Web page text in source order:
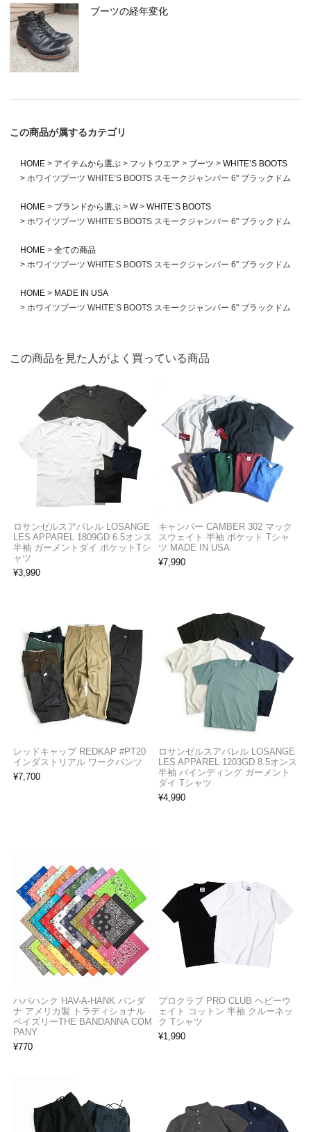
ブーツの経年変化
この商品が属するカテゴリ
HOME アイテムから選ぶ フットウエア ブーツ
WHITE’S BOOTS
ホワイツブーツ WHITE’S BOOTS スモークジャンパー 6" ブラックドム
HOME ブランドから選ぶ W
WHITE’S BOOTS
ホワイツブーツ WHITE’S BOOTS スモークジャンパー 6" ブラックドム
HOME
全ての商品
ホワイツブーツ WHITE’S BOOTS スモークジャンパー 6" ブラックドム
HOME
MADE IN USA
ホワイツブーツ WHITE’S BOOTS スモークジャンパー 6" ブラックドム
この商品を見た人がよく買っている商品
ロサンゼルスアパレル LOSANGE
LES APPAREL 1809GD 6.5オンス
半袖 ガーメントダイ ポケットTシ
ャツ
¥3,990
キャンバー CAMBER 302 マック
スウェイト 半袖 ポケット Tシャ
ツ MADE IN USA
¥7,990
レッドキャップ REDKAP #PT20
インダストリアル ワークパンツ
¥7,700
ロサンゼルスアパレル LOSANGE
LES APPAREL 1203GD 8.5オンス
半袖 バインディング ガーメント
ダイ Tシャツ
¥4,990
ハバハンク HAV-A-HANK バンダ
ナ アメリカ製 トラディショナル
ペイズリーTHE BANDANNA COM
PANY
¥770
プロクラブ PRO CLUB ヘビーウ
ェイト コットン 半袖 クルーネッ
ク Tシャツ
¥1,990